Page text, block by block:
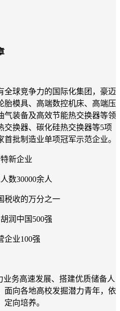
全球竞争力的国际化集团，豪迈
胎模具、高端数控机床、高端压
气装备及高效节能热交换器等领
交换器、碳化硅热交换器等5项
批制造业单项冠军示范企业。
新企业
数30000余人
税收的万分之一
润中国500强
企业100强
业务高速发展、搭建优质储备人
面向各地高校发掘潜力青年，依
向培养。